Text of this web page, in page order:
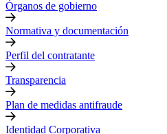
Órganos de gobierno
Normativa y documentación
Perfil del contratante
Transparencia
Plan de medidas antifraude
Identidad Corporativa